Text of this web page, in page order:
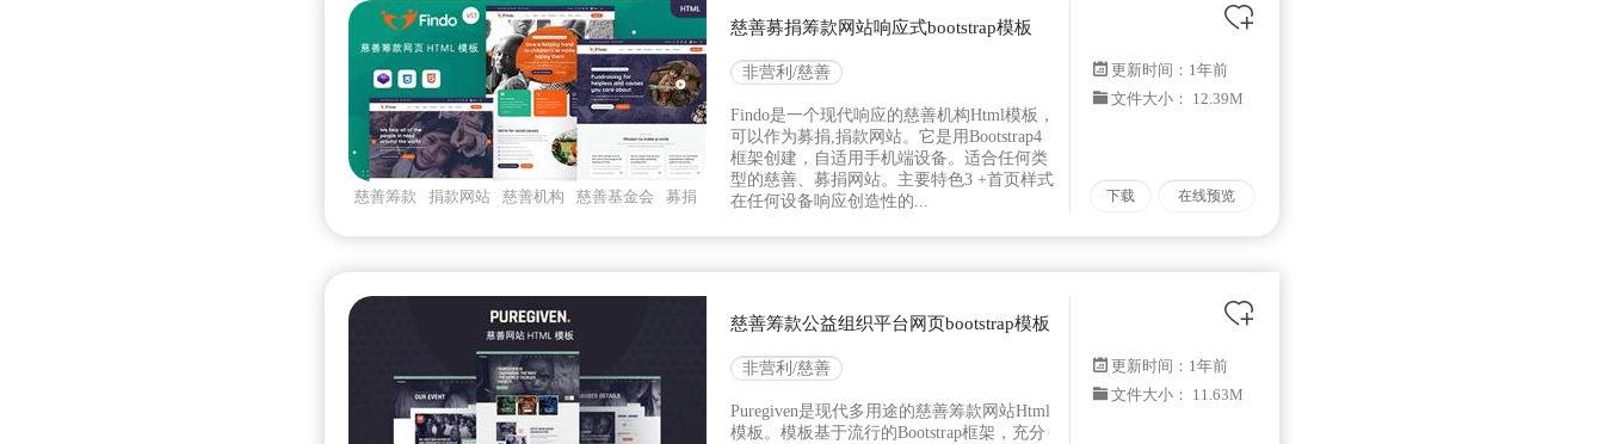
慈善筹款 捐款网站 慈善机构 慈善基金会 募捐
慈善募捐筹款网站响应式bootstrap模板
非营利/慈善
Findo是一个现代响应的慈善机构Html模板，
可以作为募捐,捐款网站。它是用Bootstrap4
框架创建，自适用手机端设备。适合任何类
型的慈善、募捐网站。主要特色3 +首页样式
在任何设备响应创造性的...
更新时间： 1年前
文件大小： 12.39M
下载 在线预览
慈善筹款公益组织平台网页bootstrap模板
非营利/慈善
Puregiven是现代多用途的慈善筹款网站Html
模板。模板基于流行的Bootstrap框架，充分
更新时间： 1年前
文件大小： 11.63M